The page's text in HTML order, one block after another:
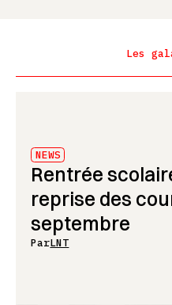
Les
NEWS
Rentrée
reprise des
septembre
ParLNT